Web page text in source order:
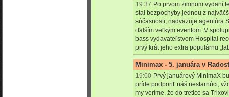
19:37 Po prvom zimnom vydaní
stal bezpochyby jednou z
súčasnosti, nadväzuje agentúra
ďalším veľkým eventom. V
bass vydavateľstvom Hospital
prvý krát jeho extra populárnu
Minimax - 5. januára v
19:00 Prvý januárový MinimaX
príde podporiť náš nestarnúci,
my veríme, že do tretice sa